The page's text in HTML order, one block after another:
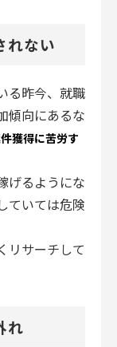
れない
る昨今、就職
傾向にあるな
獲得に苦労す
げるようにな
ていては危険
リサーチして
れ